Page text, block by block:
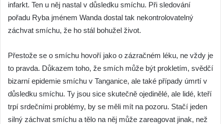
infarkt. Ten u něj nastal v důsledku smíchu. Při sledování
pořadu Ryba jménem Wanda dostal tak nekontrolovatelný
záchvat smíchu, že ho stál bohužel život.
Přestože se o smíchu hovoří jako o zázračném léku, ne vždy je
to pravda. Důkazem toho, že smích může být prokletím, svědčí
bizarní epidemie smíchu v Tanganice, ale také případy úmrtí v
důsledku smíchu. Ty jsou sice skutečně ojedinělé, ale lidé, kteří
trpí srdečními problémy, by se měli mít na pozoru. Stačí jeden
silný záchvat smíchu a tělo na něj může zareagovat jinak, než